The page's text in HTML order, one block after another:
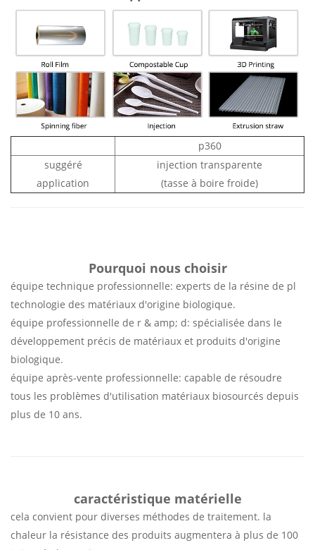
p360
suggéré
application
injection transparente
(tasse à boire froide)
Pourquoi nous choisir
équipe technique professionnelle: experts de la résine de pl
technologie des matériaux d'origine biologique.
équipe professionnelle de r & amp; d: spécialisée dans le
développement précis de matériaux et produits d'origine
biologique.
équipe après-vente professionnelle: capable de résoudre
tous les problèmes d'utilisation matériaux biosourcés depuis
plus de 10 ans.
caractéristique matérielle
cela convient pour diverses méthodes de traitement. la
chaleur la résistance des produits augmentera à plus de 100